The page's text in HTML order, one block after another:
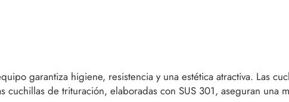
garantiza higiene, resistencia y una estética atractiva. Las
cuchillas de trituración, elaboradas con SUS 301, aseguran una